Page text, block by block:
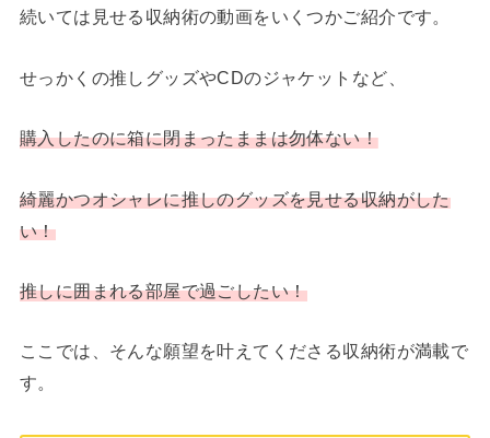
続いては見せる収納術の動画をいくつかご紹介です。
せっかくの推しグッズやCDのジャケットなど、
購入したのに箱に閉まったままは勿体ない！
綺麗かつオシャレに推しのグッズを見せる収納がした
い！
推しに囲まれる部屋で過ごしたい！
ここでは、そんな願望を叶えてくださる収納術が満載で
す。